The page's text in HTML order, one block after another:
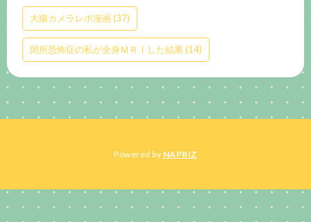
大腸カメラレポ漫画(37)
閉所恐怖症の私が全身ＭＲＩした結果(14)
Powered by NAPBIZ